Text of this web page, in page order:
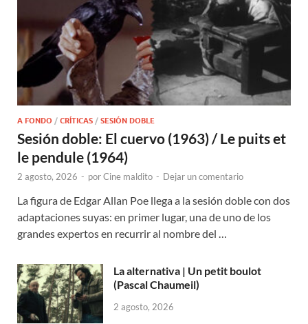
A FONDO / CRÍTICAS / SESIÓN DOBLE
Sesión doble: El cuervo (1963) / Le puits et
le pendule (1964)
2 agosto, 2026 - porCine maldito - Dejar un comentario
La figura de Edgar Allan Poe llega a la sesión doble con dos
adaptaciones suyas: en primer lugar, una de uno de los
grandes expertos en recurrir al nombre del …
La alternativa | Un petit boulot
(Pascal Chaumeil)
2 agosto, 2026